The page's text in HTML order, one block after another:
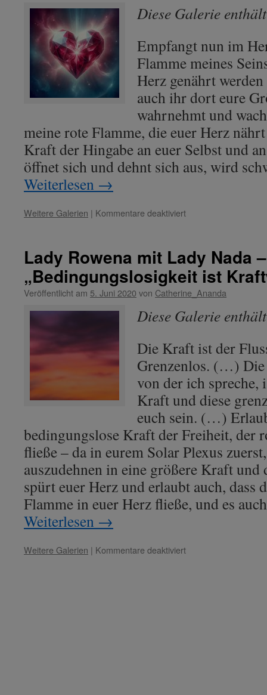
Diese Galerie
Empfangt nun im
Flamme meines
Herz genährt
auch ihr dort eure
wahrnehmt und
meine rote Flamme, die euer Herz
Kraft der Hingabe an euer Selbst und
öffnet sich und dehnt sich aus, wird
Weiterlesen →
Weitere Galerien | Kommentare deaktiviertfür
Thema:
„Entfaltung
der
Hingabe
Herzen.“
Lady Rowena mit Lady Nada
„Bedingungslosigkeit ist
Veröffentlicht am 5. Juni 2020 von Catherine_Ananda
Diese Galerie
Die Kraft ist der
Grenzenlos. (…)
von der ich spreche,
Kraft und diese
euch sein. (…)
bedingungslose Kraft der Freiheit, der
fließe – da in eurem Solar Plexus
auszudehnen in eine größere Kraft und
spürt euer Herz und erlaubt auch, dass
Flamme in euer Herz fließe, und es
Weiterlesen →
Weitere Galerien | Kommentare deaktiviertfür